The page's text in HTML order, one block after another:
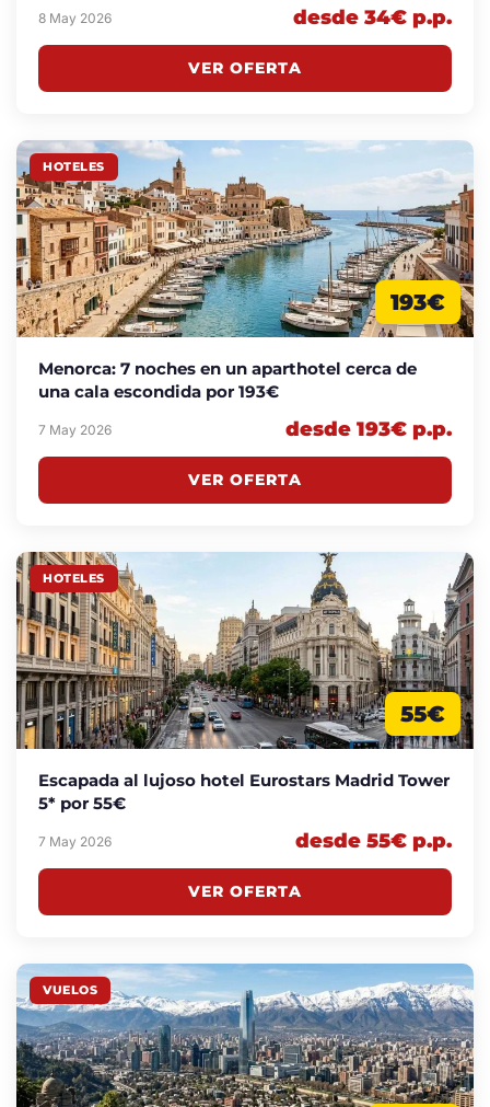
8 May 2026 desde 34€ p.p.
VER OFERTA
HOTELES
193€
Menorca: 7 noches en un aparthotel cerca de
una cala escondida por 193€
7 May 2026 desde 193€ p.p.
VER OFERTA
HOTELES
55€
Escapada al lujoso hotel Eurostars Madrid Tower
5* por 55€
7 May 2026 desde 55€ p.p.
VER OFERTA
VUELOS